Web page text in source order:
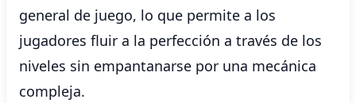
general de juego, lo que permite a los
jugadores fluir a la perfección a través de los
niveles sin empantanarse por una mecánica
compleja.